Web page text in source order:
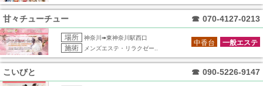
甘々チューチュー ☎ 070-4127-0213
場所 神奈川➠東神奈川駅西口
施術 メンズエステ・リラクゼー..
一般エステ
中香台
こいびと ☎ 090-5226-9147